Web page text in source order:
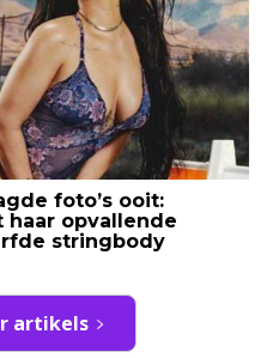
foto’s ooit:
haar opvallende
stringbody
artikels